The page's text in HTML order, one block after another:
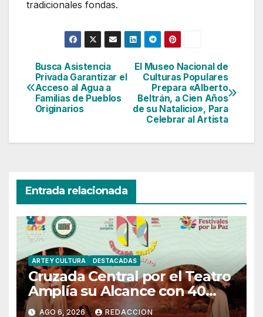
tradicionales fondas.
Navegación
de
entradas
El Museo Nacional de
Culturas Populares
Prepara «Alberto
Beltrán, a Cien Años
de su Natalicio», Para
Celebrar al Artista
Busca Asistencia
Privada Garantizar el
Acceso al Agua a
Familias de Pueblos
Originarios
Entrada relacionada
ARTE Y CULTURA DESTACADAS
Cruzada Central por el Teatro
Amplía su Alcance con 40
Días de Actividades
AGO 6, 2026 REDACCION